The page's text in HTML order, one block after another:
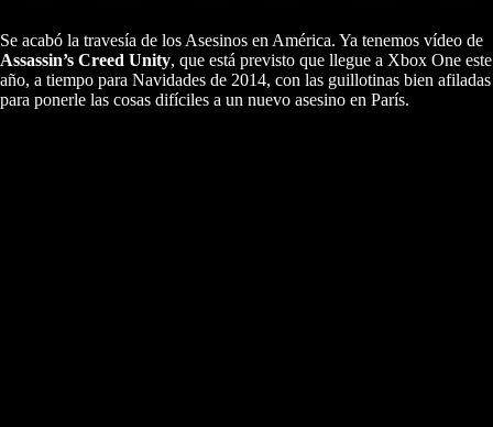
Se acabó la travesía de los Asesinos en América. Ya tenemos vídeo de
Assassin’s Creed Unity, que está previsto que llegue a Xbox One este
año, a tiempo para Navidades de 2014, con las guillotinas bien afiladas
para ponerle las cosas difíciles a un nuevo asesino en París.